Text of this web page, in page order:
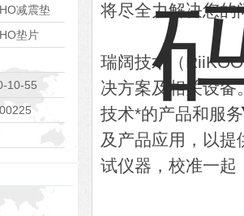
减震垫
垫片
10-55
将尽全力解决您的
瑞阔技术（
决方案及相关设备
技术*的产品和服
及产品应用，以提
试仪器，校准一起